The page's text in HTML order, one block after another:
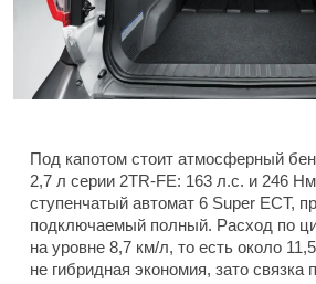
Под капотом стоит атмосферный
2,7 л серии 2TR-FE: 163 л.с. и 246
ступенчатый автомат 6 Super ECT,
подключаемый полный. Расход по
на уровне 8,7 км/л, то есть около
не гибридная экономия, зато связка